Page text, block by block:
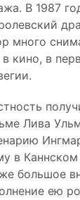
В 1987
много
кино, в
Лива
в
большое
ею